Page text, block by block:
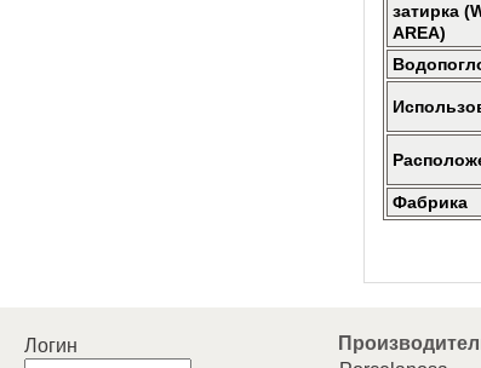
затирка
AREA)
Фабрика
Логин